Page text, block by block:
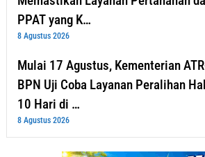
PPAT yang K…
8 Agustus 2026
Mulai 17 Agustus, Kementerian
BPN Uji Coba Layanan Peralihan
10 Hari di …
8 Agustus 2026